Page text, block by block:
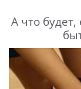
А что